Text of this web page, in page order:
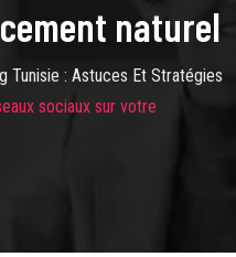
naturel
Tunisie : Astuces Et Stratégies
sociaux sur votre